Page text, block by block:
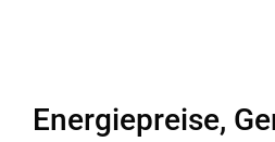
Energiepreise,